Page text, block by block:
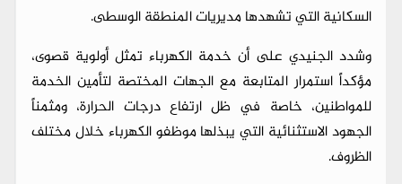
السكانية التي تشهدها مديريات المنطقة الوسطى.
وشدد الجنيدي على أن خدمة الكهرباء تمثل أولوية قصوى،
مؤكداً استمرار المتابعة مع الجهات المختصة لتأمين الخدمة
للمواطنين، خاصة في ظل ارتفاع درجات الحرارة، ومثمناً
الجهود الاستثنائية التي يبذلها موظفو الكهرباء خلال مختلف
الظروف.